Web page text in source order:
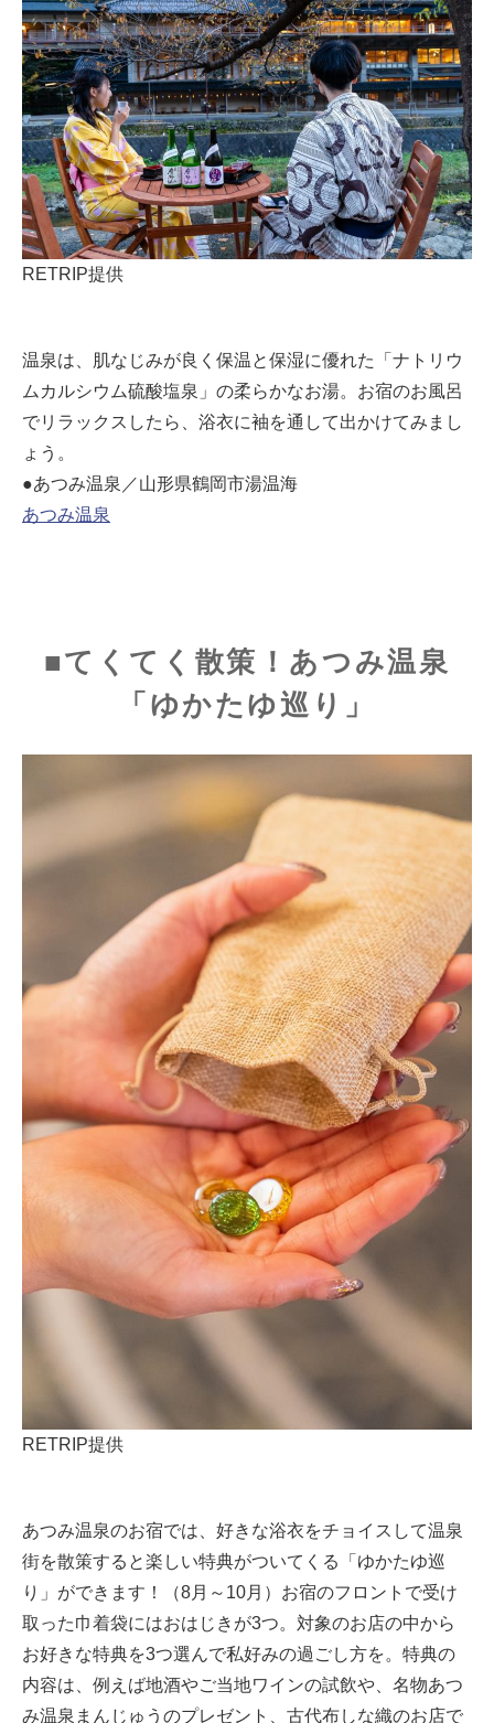
RETRIP提供
温泉は、肌なじみが良く保温と保湿に優れた「ナトリウ
ムカルシウム硫酸塩泉」の柔らかなお湯。お宿のお風呂
でリラックスしたら、浴衣に袖を通して出かけてみまし
ょう。
●あつみ温泉／山形県鶴岡市湯温海
あつみ温泉
■てくてく散策！あつみ温泉
「ゆかたゆ巡り」
RETRIP提供
あつみ温泉のお宿では、好きな浴衣をチョイスして温泉
街を散策すると楽しい特典がついてくる「ゆかたゆ巡
り」ができます！（8月～10月）お宿のフロントで受け
取った巾着袋にはおはじきが3つ。対象のお店の中から
お好きな特典を3つ選んで私好みの過ごし方を。特典の
内容は、例えば地酒やご当地ワインの試飲や、名物あつ
み温泉まんじゅうのプレゼント、古代布しな織のお店で